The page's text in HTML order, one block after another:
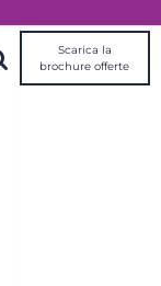
Scarica la
brochure offerte